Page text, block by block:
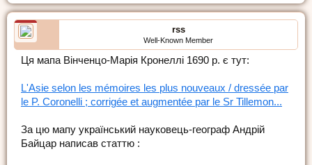
rss
Well-Known Member
Ця мапа Вінченцо-Марія Кронеллі 1690 р. є тут:
L'Asie selon les mémoires les plus nouveaux / dressée par
le P. Coronelli ; corrigée et augmentée par le Sr Tillemon...
За цю мапу український науковець-географ Андрій
Байцар написав статтю :